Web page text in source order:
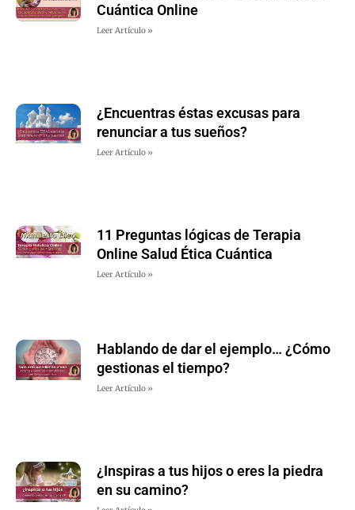
Cuántica Online
Leer Artículo »
¿Encuentras éstas excusas para
renunciar a tus sueños?
Leer Artículo »
11 Preguntas lógicas de Terapia
Online Salud Ética Cuántica
Leer Artículo »
Hablando de dar el ejemplo… ¿Cómo
gestionas el tiempo?
Leer Artículo »
¿Inspiras a tus hijos o eres la piedra
en su camino?